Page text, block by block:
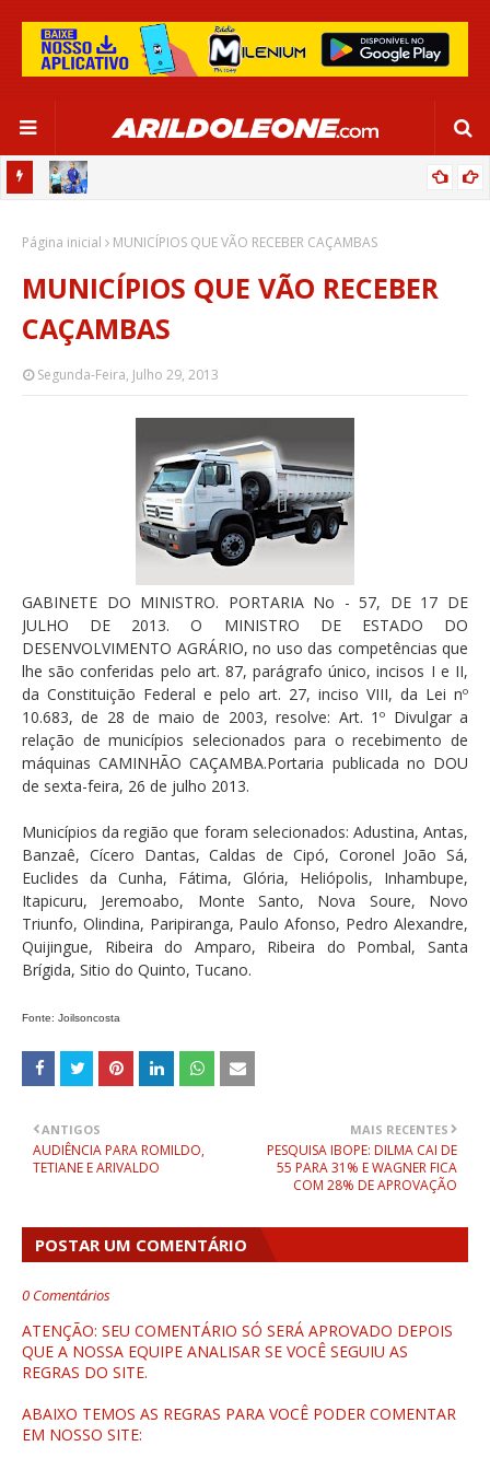
SALVADOR
Página inicial MUNICÍPIOS QUE VÃO RECEBER CAÇAMBAS
MUNICÍPIOS QUE VÃO RECEBER
CAÇAMBAS
Segunda-Feira, Julho 29, 2013
GABINETE DO MINISTRO. PORTARIA No - 57, DE 17 DE
JULHO DE 2013. O MINISTRO DE ESTADO DO
DESENVOLVIMENTO AGRÁRIO, no uso das competências que
lhe são conferidas pelo art. 87, parágrafo único, incisos I e II,
da Constituição Federal e pelo art. 27, inciso VIII, da Lei nº
10.683, de 28 de maio de 2003, resolve: Art. 1º Divulgar a
relação de municípios selecionados para o recebimento de
máquinas CAMINHÃO CAÇAMBA.Portaria publicada no DOU
de sexta-feira, 26 de julho 2013.
Municípios da região que foram selecionados: Adustina, Antas,
Banzaê, Cícero Dantas, Caldas de Cipó, Coronel João Sá,
Euclides da Cunha, Fátima, Glória, Heliópolis, Inhambupe,
Itapicuru, Jeremoabo, Monte Santo, Nova Soure, Novo
Triunfo, Olindina, Paripiranga, Paulo Afonso, Pedro Alexandre,
Quijingue, Ribeira do Amparo, Ribeira do Pombal, Santa
Brígida, Sitio do Quinto, Tucano.
Fonte: Joilsoncosta
MAIS RECENTES
PESQUISA IBOPE: DILMA CAI DE
55 PARA 31% E WAGNER FICA
COM 28% DE APROVAÇÃO
ANTIGOS
AUDIÊNCIA PARA ROMILDO,
TETIANE E ARIVALDO
POSTAR UM COMENTÁRIO
0 Comentários
ATENÇÃO: SEU COMENTÁRIO SÓ SERÁ APROVADO DEPOIS
QUE A NOSSA EQUIPE ANALISAR SE VOCÊ SEGUIU AS
REGRAS DO SITE.
ABAIXO TEMOS AS REGRAS PARA VOCÊ PODER COMENTAR
EM NOSSO SITE: